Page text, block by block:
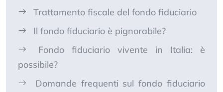
Trattamento fiscale del fondo fiduciario
Il fondo fiduciario è pignorabile?
Fondo fiduciario vivente in Italia: è
possibile?
Domande frequenti sul fondo fiduciario